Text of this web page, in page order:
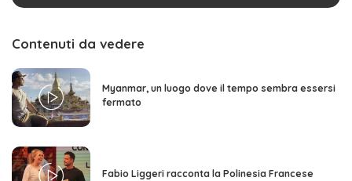
Contenuti da vedere
Myanmar, un luogo dove il tempo sembra essersi
fermato
Fabio Liggeri racconta la Polinesia Francese